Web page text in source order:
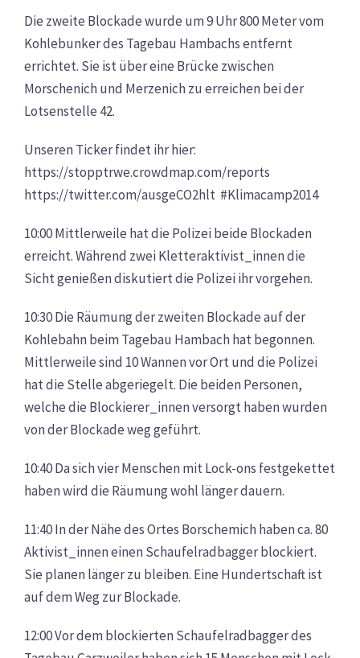
Die zweite Blockade wurde um 9 Uhr 800 Meter vom
Kohlebunker des Tagebau Hambachs entfernt
errichtet. Sie ist über eine Brücke zwischen
Morschenich und Merzenich zu erreichen bei der
Lotsenstelle 42.
Unseren Ticker findet ihr hier:
https://stopptrwe.crowdmap.com/reports
https://twitter.com/ausgeCO2hlt #Klimacamp2014
10:00 Mittlerweile hat die Polizei beide Blockaden
erreicht. Während zwei Kletteraktivist_innen die
Sicht genießen diskutiert die Polizei ihr vorgehen.
10:30Die Räumung der zweiten Blockade auf der
Kohlebahn beim Tagebau Hambach hat begonnen.
Mittlerweile sind 10 Wannen vor Ort und die Polizei
hat die Stelle abgeriegelt. Die beiden Personen,
welche die Blockierer_innen versorgt haben wurden
von der Blockade weg geführt.
10:40 Da sich vier Menschen mit Lock-ons festgekettet
haben wird die Räumung wohl länger dauern.
11:40 In der Nähe des Ortes Borschemich haben ca. 80
Aktivist_innen einen Schaufelradbagger blockiert.
Sie planen länger zu bleiben. Eine Hundertschaft ist
auf dem Weg zur Blockade.
12:00 Vor dem blockierten Schaufelradbagger des